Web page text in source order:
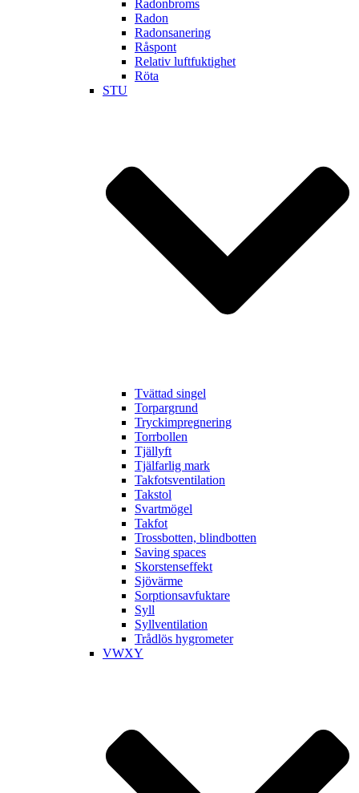
Radonbroms
Radon
Radonsanering
Råspont
Relativ luftfuktighet
Röta
STU
Tvättad singel
Torpargrund
Tryckimpregnering
Torrbollen
Tjällyft
Tjälfarlig mark
Takfotsventilation
Takstol
Svartmögel
Takfot
Trossbotten, blindbotten
Saving spaces
Skorstenseffekt
Sjövärme
Sorptionsavfuktare
Syll
Syllventilation
Trådlös hygrometer
VWXY